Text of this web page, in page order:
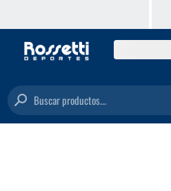
Buscar productos...